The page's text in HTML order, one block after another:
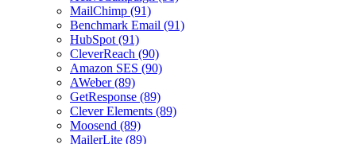
MailChimp (91)
Benchmark Email (91)
HubSpot (91)
CleverReach (90)
Amazon SES (90)
AWeber (89)
GetResponse (89)
Clever Elements (89)
Moosend (89)
MailerLite (89)